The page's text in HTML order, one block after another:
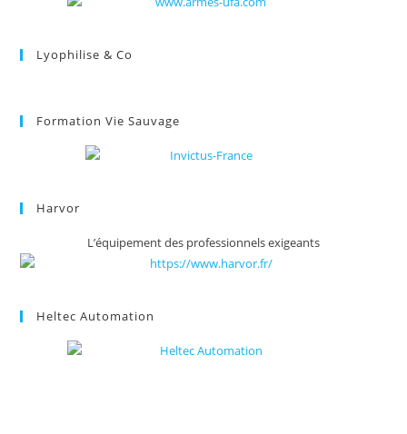
Lyophilise & Co
Formation Vie Sauvage
Harvor
L’équipement des professionnels exigeants
Heltec Automation